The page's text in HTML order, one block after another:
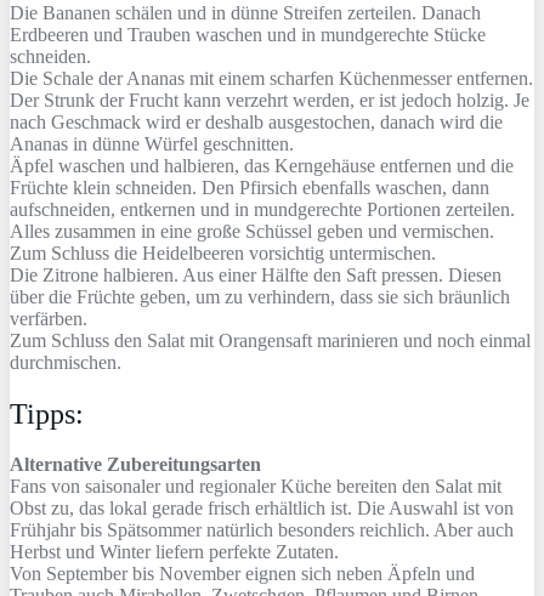
Die Bananen schälen und in dünne Streifen zerteilen. Danach
Erdbeeren und Trauben waschen und in mundgerechte Stücke
schneiden.
Die Schale der Ananas mit einem scharfen Küchenmesser entfernen.
Der Strunk der Frucht kann verzehrt werden, er ist jedoch holzig. Je
nach Geschmack wird er deshalb ausgestochen, danach wird die
Ananas in dünne Würfel geschnitten.
Äpfel waschen und halbieren, das Kerngehäuse entfernen und die
Früchte klein schneiden. Den Pfirsich ebenfalls waschen, dann
aufschneiden, entkernen und in mundgerechte Portionen zerteilen.
Alles zusammen in eine große Schüssel geben und vermischen.
Zum Schluss die Heidelbeeren vorsichtig untermischen.
Die Zitrone halbieren. Aus einer Hälfte den Saft pressen. Diesen
über die Früchte geben, um zu verhindern, dass sie sich bräunlich
verfärben.
Zum Schluss den Salat mit Orangensaft marinieren und noch einmal
durchmischen.
Tipps:
Alternative Zubereitungsarten
Fans von saisonaler und regionaler Küche bereiten den Salat mit
Obst zu, das lokal gerade frisch erhältlich ist. Die Auswahl ist von
Frühjahr bis Spätsommer natürlich besonders reichlich. Aber auch
Herbst und Winter liefern perfekte Zutaten.
Von September bis November eignen sich neben Äpfeln und